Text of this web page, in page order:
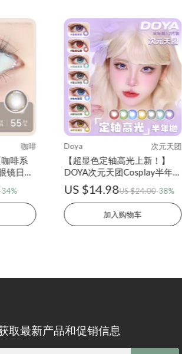
咖啡
啡系
镜日抛
Doya 次元天团
【超显色定轴高光上新！】
DOYA次元天团Cosplay半年抛
2片装水凝胶彩色隐形眼镜
US $14.98US $24.00-38%
加入购物车
取最新产品和促销信息